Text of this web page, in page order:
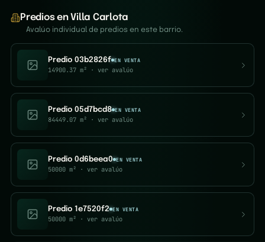
Predios en Villa Carlota
Avalúo individual de predios en este barrio.
Predio 03b2826f EN VENTA
14900.37 m² · ver avalúo
Predio 05d7bcd8 EN VENTA
84449.07 m² · ver avalúo
Predio 0d6beea0 EN VENTA
50000 m² · ver avalúo
Predio 1e7520f2 EN VENTA
50000 m² · ver avalúo